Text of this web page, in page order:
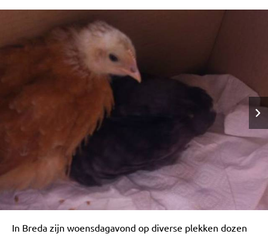
In Breda zijn woensdagavond op diverse plekken dozen